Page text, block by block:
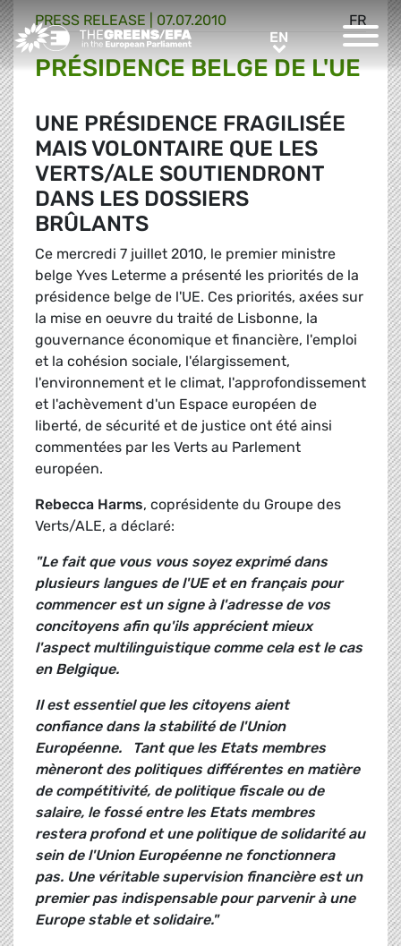
Greens/EFA Home ENEN
FR
PRESS RELEASE 07.07.2010
PRÉSIDENCE BELGE DE L'UE
UNE PRÉSIDENCE FRAGILISÉE
MAIS VOLONTAIRE QUE LES
VERTS/ALE SOUTIENDRONT
DANS LES DOSSIERS
BRÛLANTS
Ce mercredi 7 juillet 2010, le premier ministre
belge Yves Leterme a présenté les priorités de la
présidence belge de l'UE. Ces priorités, axées sur
la mise en oeuvre du traité de Lisbonne, la
gouvernance économique et financière, l'emploi
et la cohésion sociale, l'élargissement,
l'environnement et le climat, l'approfondissement
et l'achèvement d'un Espace européen de
liberté, de sécurité et de justice ont été ainsi
commentées par les Verts au Parlement
européen.
Rebecca Harms, coprésidente du Groupe des
Verts/ALE, a déclaré:
"Le fait que vous vous soyez exprimé dans
plusieurs langues de l'UE et en français pour
commencer est un signe à l'adresse de vos
concitoyens afin qu'ils apprécient mieux
l'aspect multilinguistique comme cela est le cas
en Belgique.
Il est essentiel que les citoyens aient
confiance dansla stabilité de l'Union
Européenne.
Tant que les Etats membres
mèneront des politiques différentes en matière
de compétitivité, de politique fiscale ou de
salaire, le fossé entre les Etats membres
restera profond et une politique de solidarité au
sein de l'Union Européenne ne fonctionnera
pas. Une véritable supervision financière est un
premier pas indispensable pour parvenir à une
Europe stable et solidaire."